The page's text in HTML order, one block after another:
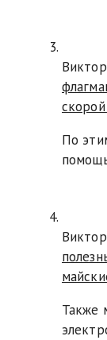
По
Также